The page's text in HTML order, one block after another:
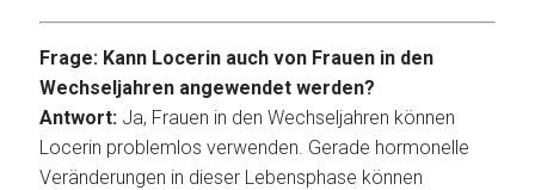
Frage: Kann Locerin auch von Frauen in den
Wechseljahren angewendet werden?
Antwort: Ja, Frauen in den Wechseljahren können
Locerin problemlos verwenden. Gerade hormonelle
Veränderungen in dieser Lebensphase können